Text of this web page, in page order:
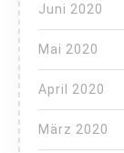
Juni 2020
Mai 2020
April 2020
März 2020